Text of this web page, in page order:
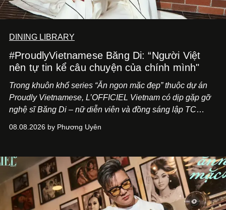
DINING LIBRARY
#ProudlyVietnamese Băng Di: “Người Việt
nên tự tin kể câu chuyện của chính mình"
Trong khuôn khổ series “Ăn ngon mặc đẹp” thuộc dự án
Proudly Vietnamese, L’OFFICIEL Vietnam có dịp gặp gỡ
nghệ sĩ Băng Di – nữ diễn viên và đồng sáng lập TC
Kitchen Bar và SALEM tại TP.HCM.
08.08.2026 by Phương Uyên